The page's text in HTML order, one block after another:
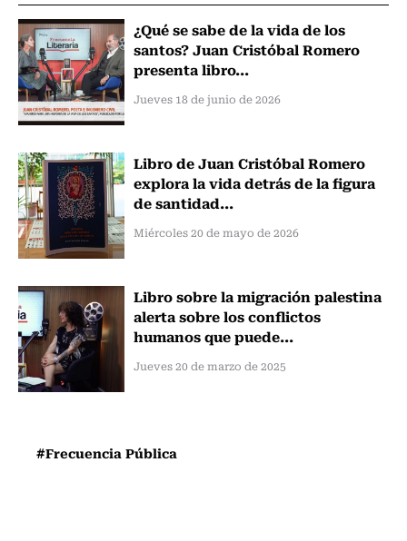
¿Qué se sabe de la vida de los
santos? Juan Cristóbal Romero
presenta libro...
Jueves 18 de junio de 2026
Libro de Juan Cristóbal Romero
explora la vida detrás de la figura
de santidad...
Miércoles 20 de mayo de 2026
Libro sobre la migración palestina
alerta sobre los conflictos
humanos que puede...
Jueves 20 de marzo de 2025
#Frecuencia Pública